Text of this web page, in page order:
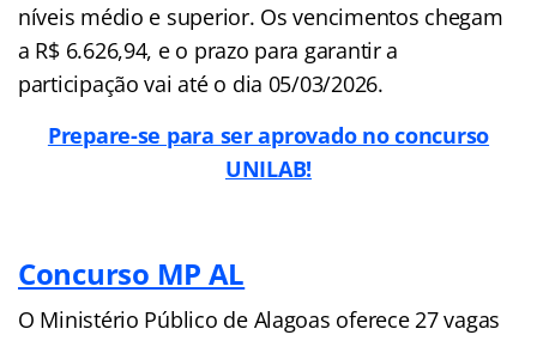
níveis médio e superior. Os vencimentos chegam
a R$ 6.626,94, e o prazo para garantir a
participação vai até o dia 05/03/2026.
Prepare-se para ser aprovado no concurso
UNILAB!
Concurso MP AL
O Ministério Público de Alagoas oferece 27 vagas